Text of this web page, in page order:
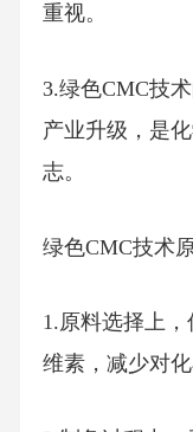
重视。
3.绿色CMC技
产业升级，是
志。
绿色CMC技术
1.原料选择上
维素，减少对化